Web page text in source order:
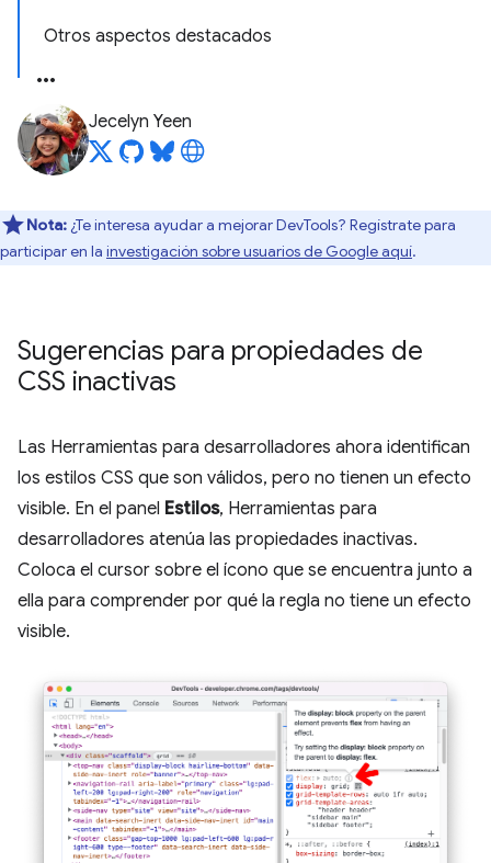
Otros aspectos destacados
Jecelyn Yeen
Nota: ¿Te interesa ayudar a mejorar DevTools? Regístrate para
participar en la investigación sobre usuarios de Google aquí.
Sugerencias para propiedades de
CSS inactivas
Las Herramientas para desarrolladores ahora identifican
los estilos CSS que son válidos, pero no tienen un efecto
visible. En el panel Estilos, Herramientas para
desarrolladores atenúa las propiedades inactivas.
Coloca el cursor sobre el ícono que se encuentra junto a
ella para comprender por qué la regla no tiene un efecto
visible.